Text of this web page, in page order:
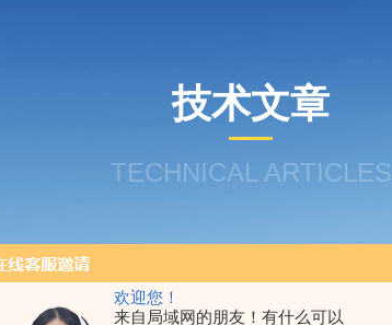
欢迎您！
来自局域网的朋友！有什么可以
技术文章
TECHNICAL ARTICLES